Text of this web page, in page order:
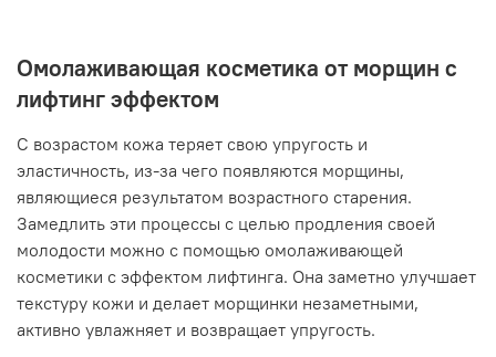
Омолаживающая косметика от морщин с
лифтинг эффектом
С возрастом кожа теряет свою упругость и
эластичность, из-за чего появляются морщины,
являющиеся результатом возрастного старения.
Замедлить эти процессы с целью продления своей
молодости можно с помощью омолаживающей
косметики с эффектом лифтинга. Она заметно улучшает
текстуру кожи и делает морщинки незаметными,
активно увлажняет и возвращает упругость.